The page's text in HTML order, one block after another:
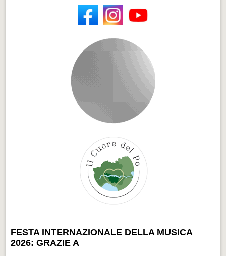
FESTA INTERNAZIONALE DELLA MUSICA
2026: GRAZIE A